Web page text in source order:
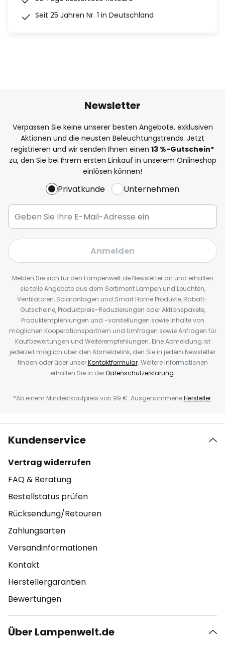
Seit 25 Jahren Nr. 1 in Deutschland
Newsletter
Verpassen Sie keine unserer besten Angebote, exklusiven
Aktionen und die neusten Beleuchtungstrends. Jetzt
registrieren und wir senden Ihnen einen 13 %-Gutschein*
zu, den Sie bei Ihrem ersten Einkauf in unserem Onlineshop
einlösen können!
Privatkunde Unternehmen
Anmelden
Melden Sie sich für den Lampenwelt.de Newsletter an und erhalten
sie tolle Angebote aus dem Sortiment Lampen und Leuchten,
Ventilatoren, Solaranlagen und Smart Home Produkte, Rabatt-
Gutscheine, Produktpreis-Reduzierungen oder Aktionspakete,
Produktempfehlungen und -vorstellungen sowie Inhalte von
möglichen Kooperationspartnern und Umfragen sowie Anfragen für
Kaufbewertungen und Weiterempfehlungen. Eine Abmeldung ist
jederzeit möglich über den Abmeldelink, den Sie in jedem Newsletter
finden oder über unserKontaktformular. Weitere Informationen
erhalten Sie in derDatenschutzerklärung.
*Ab einem Mindestkaufpreis von 99 €. AusgenommeneHersteller.
Kundenservice
Vertrag widerrufen
FAQ & Beratung
Bestellstatus prüfen
Rücksendung/Retouren
Zahlungsarten
Versandinformationen
Kontakt
Herstellergarantien
Bewertungen
Über Lampenwelt.de